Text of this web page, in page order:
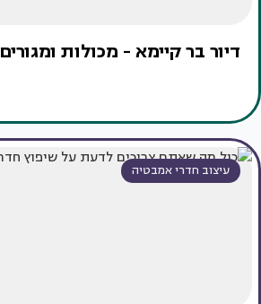
דיור בר קיימא - מכולות ומגורים
עיצוב חדרי אמבטיה